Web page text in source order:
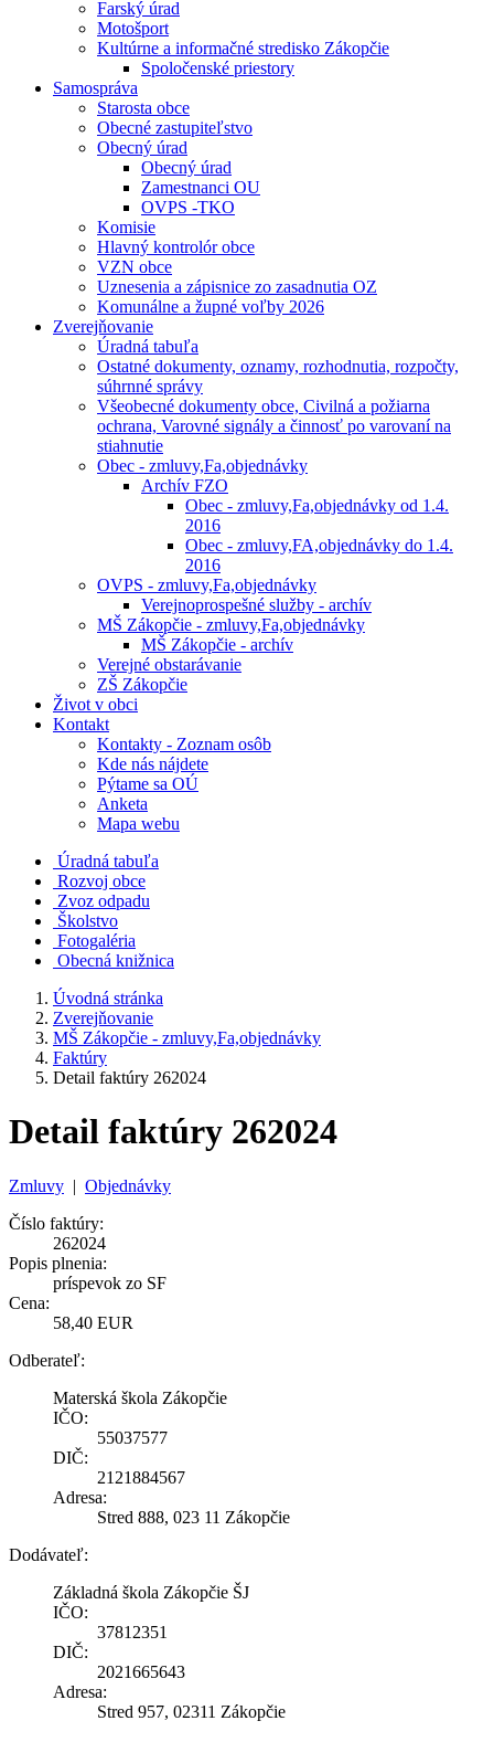
Farský úrad
Motošport
Kultúrne a informačné stredisko Zákopčie
Spoločenské priestory
Samospráva
Starosta obce
Obecné zastupiteľstvo
Obecný úrad
Obecný úrad
Zamestnanci OU
OVPS -TKO
Komisie
Hlavný kontrolór obce
VZN obce
Uznesenia a zápisnice zo zasadnutia OZ
Komunálne a župné voľby 2026
Zverejňovanie
Úradná tabuľa
Ostatné dokumenty, oznamy, rozhodnutia, rozpočty,
súhrnné správy
Všeobecné dokumenty obce, Civilná a požiarna
ochrana, Varovné signály a činnosť po varovaní na
stiahnutie
Obec - zmluvy,Fa,objednávky
Archív FZO
Obec - zmluvy,Fa,objednávky od 1.4.
2016
Obec - zmluvy,FA,objednávky do 1.4.
2016
OVPS - zmluvy,Fa,objednávky
Verejnoprospešné služby - archív
MŠ Zákopčie - zmluvy,Fa,objednávky
MŠ Zákopčie - archív
Verejné obstarávanie
ZŠ Zákopčie
Život v obci
Kontakt
Kontakty - Zoznam osôb
Kde nás nájdete
Pýtame sa OÚ
Anketa
Mapa webu
Úradná tabuľa
Rozvoj obce
Zvoz odpadu
Školstvo
Fotogaléria
Obecná knižnica
Úvodná stránka
Zverejňovanie
MŠ Zákopčie - zmluvy,Fa,objednávky
Faktúry
Detail faktúry 262024
Detail faktúry 262024
Zmluvy | Objednávky
Číslo faktúry:
262024
Popis plnenia:
príspevok zo SF
Cena:
58,40 EUR
Odberateľ:
Materská škola Zákopčie
IČO:
55037577
DIČ:
2121884567
Adresa:
Stred 888, 023 11 Zákopčie
Dodávateľ:
Základná škola Zákopčie ŠJ
IČO:
37812351
DIČ:
2021665643
Adresa:
Stred 957, 02311 Zákopčie